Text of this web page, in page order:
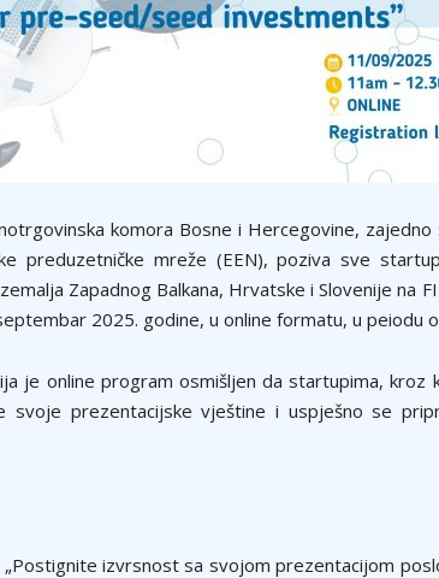
komora Bosne i Hercegovine,
preduzetničke mreže (EEN), poziva sve
Zapadnog Balkana, Hrvatske i Slovenije na
2025. godine, u online formatu, u peiodu
je online program osmišljen da startupima, kroz
svoje prezentacijske vještine i uspješno se
izvrsnost sa svojom prezentacijom